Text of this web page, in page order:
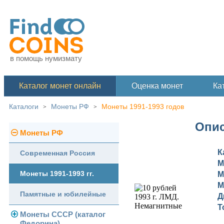
в помощь нумизмату
Каталог монет онлайн Оценка монет
Каталоги > Монеты РФ > Монеты 1991-1993 годов
Монеты РФ
Современная Россия
Монеты 1991-1993 гг.
Памятные и юбилейные
Монеты СССР (каталог